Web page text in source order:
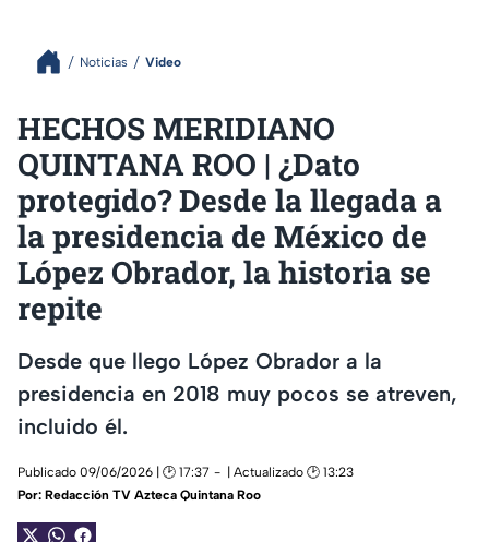
Noticias Video
HECHOS MERIDIANO
QUINTANA ROO | ¿Dato
protegido? Desde la llegada a
la presidencia de México de
López Obrador, la historia se
repite
Desde que llego López Obrador a la
presidencia en 2018 muy pocos se atreven,
incluido él.
Publicado 09/06/2026 | 🕑 17:37
| Actualizado 🕑 13:23
Por: Redacción TV Azteca Quintana Roo